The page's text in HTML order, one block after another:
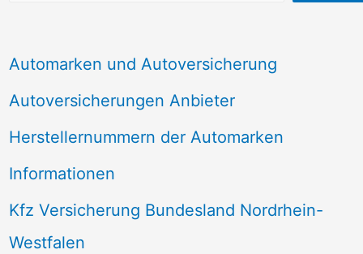
Automarken und Autoversicherung
Autoversicherungen Anbieter
Herstellernummern der Automarken
Informationen
Kfz Versicherung Bundesland Nordrhein-
Westfalen